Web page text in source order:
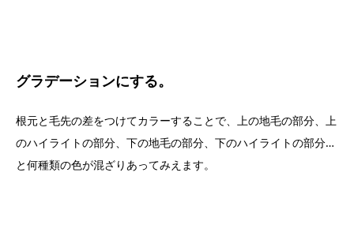
グラデーションにする。
根元と毛先の差をつけてカラーすることで、上の地毛の部分、上
のハイライトの部分、下の地毛の部分、下のハイライトの部分…
と何種類の色が混ざりあってみえます。